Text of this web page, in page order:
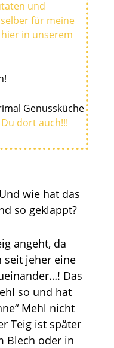
und
für meine
in unserem
!
Genussküche
dort auch!!!
wie hat das
so geklappt?
angeht, da
seit jeher eine
Das
so und hat
Mehl nicht
Teig ist später
Blech oder in